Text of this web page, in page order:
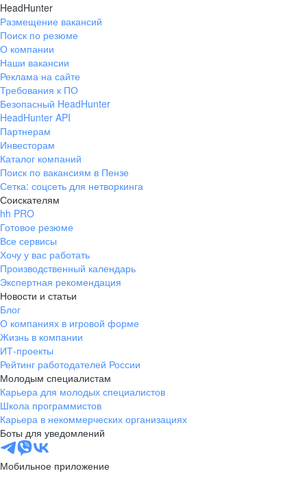
HeadHunter
Размещение вакансий
Поиск по резюме
О компании
Наши вакансии
Реклама на сайте
Требования к ПО
Безопасный HeadHunter
HeadHunter API
Партнерам
Инвесторам
Каталог компаний
Поиск по вакансиям в Пензе
Сетка: соцсеть для нетворкинга
Соискателям
hh PRO
Готовое резюме
Все сервисы
Хочу у вас работать
Производственный календарь
Экспертная рекомендация
Новости и статьи
Блог
О компаниях в игровой форме
Жизнь в компании
ИТ-проекты
Рейтинг работодателей России
Молодым специалистам
Карьера для молодых специалистов
Школа программистов
Карьера в некоммерческих организациях
Боты для уведомлений
Мобильное приложение